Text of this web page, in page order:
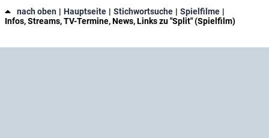
nach oben Hauptseite Stichwortsuche
Spielfilme
Infos, Streams, TV-Termine, News, Links zu "Split" (Spielfilm)